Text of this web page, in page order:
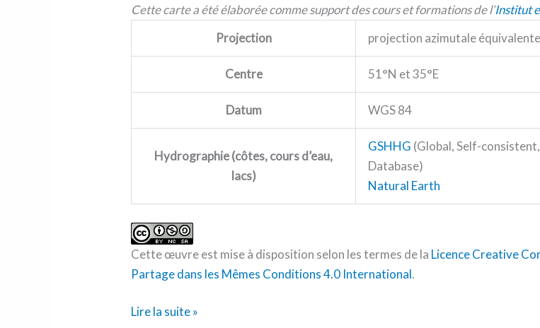
Cette carte a été élaborée comme support des cours et formations de l’Institut
Projection
projection azimutale
Centre 51°N et 35°E
Datum WGS 84
Hydrographie (côtes, cours d’eau,
lacs)
GSHHG (Global, Self-
Database)
Natural Earth
Cette œuvre est mise à disposition selon les termes de la Licence Creative
Partage dans les Mêmes Conditions 4.0 International.
Lire la suite »